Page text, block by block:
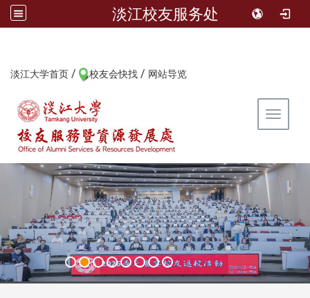
淡江校友服务处
淡江大学首页 / 校友会快找 / 网站导览
Toggle